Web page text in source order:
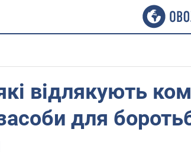
відлякують
для